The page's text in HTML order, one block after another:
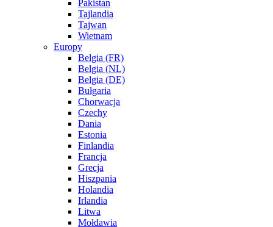
Pakistan
Tajlandia
Tajwan
Wietnam
Europy
Belgia (FR)
Belgia (NL)
Belgia (DE)
Bułgaria
Chorwacja
Czechy
Dania
Estonia
Finlandia
Francja
Grecja
Hiszpania
Holandia
Irlandia
Litwa
Mołdawia